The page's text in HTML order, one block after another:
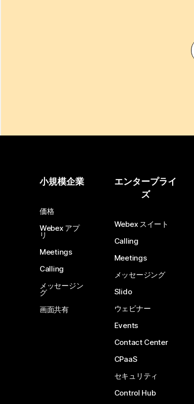
小規模企業
価格
Webex アプ
リ
Meetings
Calling
メッセージン
グ
画面共有
エンタープライ
ズ
Webex スイート
Calling
Meetings
メッセージング
Slido
ウェビナー
Events
Contact Center
CPaaS
セキュリティ
Control Hub